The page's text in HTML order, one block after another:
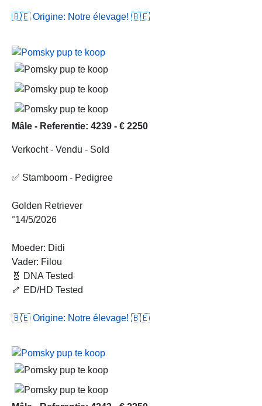
🇧🇪 Origine: Notre élevage! 🇧🇪
Mâle - Referentie: 4239 - € 2250
Verkocht - Vendu - Sold
✅ Stamboom - Pedigree
Golden Retriever
°14/5/2026
Moeder: Didi
Vader: Filou
🧬 DNA Tested
🦴 ED/HD Tested
🇧🇪 Origine: Notre élevage! 🇧🇪